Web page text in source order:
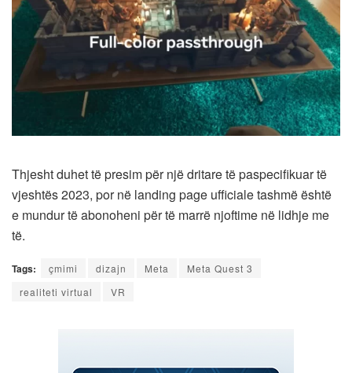
Thjesht duhet të presim për një dritare të paspecifikuar të
vjeshtës 2023, por në landing page ufficiale tashmë është
e mundur të abonoheni për të marrë njoftime në lidhje me
të.
Tags: çmimi dizajn Meta
Meta Quest 3
realiteti virtual
VR